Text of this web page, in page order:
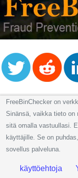
Card
Checker
Service
What
is
My
IP
Address
?
IP
Lookup
BIN
FreeBinChecker on
Sinänsä, vaikka tieto
sitä omalla vastuullasi.
käyttäjille. Se on
sovellus palveluna.
käyttöehtoja